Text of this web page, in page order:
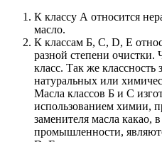
К классу А относится
масло.
К классам Б, С, D, Е
разной степени
класс. Так же классность
натуральных или
Масла классов Б и С
использованием химии,
заменителя масла какао,
промышленности,